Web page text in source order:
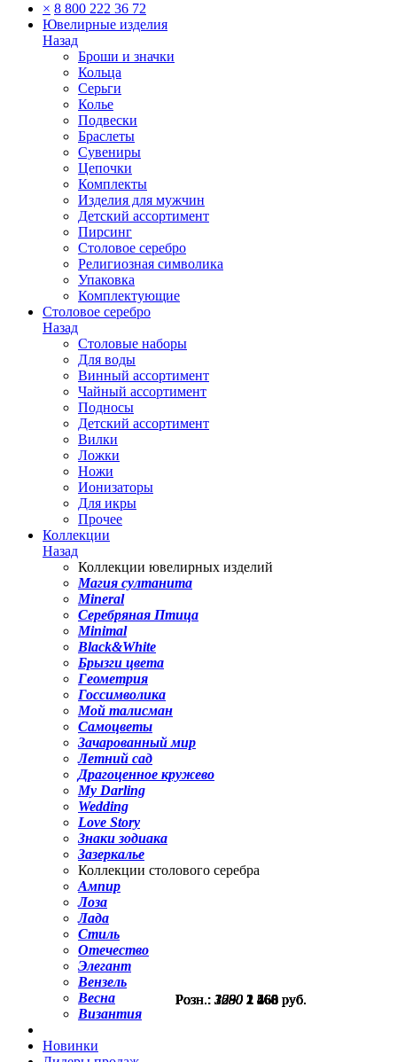
Розн.: 3290 2 468 руб.
Розн.: 3290 2 468 руб.
Розн.: 3290 2 468 руб.
Розн.: 3290 2 468 руб.
Розн.: 1680 1 260 руб.
Розн.: 1680 1 260 руб.
Розн.: 2080 1 560 руб.
× 8 800 222 36 72
Ювелирные изделия
Назад
Броши и значки
Кольца
Серьги
Колье
Подвески
Браслеты
Сувениры
Цепочки
Комплекты
Изделия для мужчин
Детский ассортимент
Пирсинг
Столовое серебро
Религиозная символика
Упаковка
Комплектующие
Столовое серебро
Назад
Столовые наборы
Для воды
Винный ассортимент
Чайный ассортимент
Подносы
Детский ассортимент
Вилки
Ложки
Ножи
Ионизаторы
Для икры
Прочее
Коллекции
Назад
Коллекции ювелирных изделий
Магия султанита
Mineral
Серебряная Птица
Minimal
Black&White
Брызги цвета
Геометрия
Госсимволика
Мой талисман
Самоцветы
Зачарованный мир
Летний сад
Драгоценное кружево
My Darling
Wedding
Love Story
Знаки зодиака
Зазеркалье
Коллекции столового серебра
Ампир
Лоза
Лада
Стиль
Отечество
Элегант
Вензель
Весна
Византия
Новинки